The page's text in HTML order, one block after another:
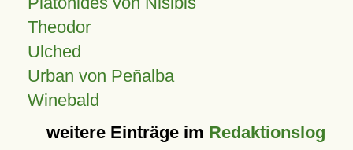
Theodor
Ulched
Urban von Peñalba
Winebald
weitere Einträge im Redaktionslog